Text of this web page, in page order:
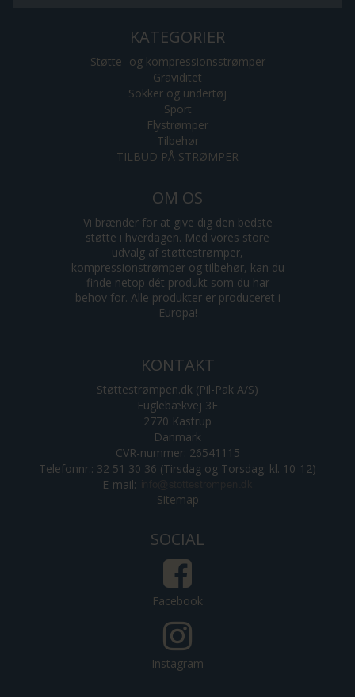
KATEGORIER
Støtte- og kompressionsstrømper
Graviditet
Sokker og undertøj
Sport
Flystrømper
Tilbehør
TILBUD PÅ STRØMPER
OM OS
Vi brænder for at give dig den bedste
støtte i hverdagen. Med vores store
udvalg af støttestrømper,
kompressionstrømper og tilbehør, kan du
finde netop dét produkt som du har
behov for. Alle produkter er produceret i
Europa!
KONTAKT
Støttestrømpen.dk (Pil-Pak A/S)
Fuglebækvej 3E
2770 Kastrup
Danmark
CVR-nummer: 26541115
Telefonnr.: 32 51 30 36 (Tirsdag og Torsdag: kl. 10-12)
E-mail:
Sitemap
SOCIAL
Facebook
Instagram